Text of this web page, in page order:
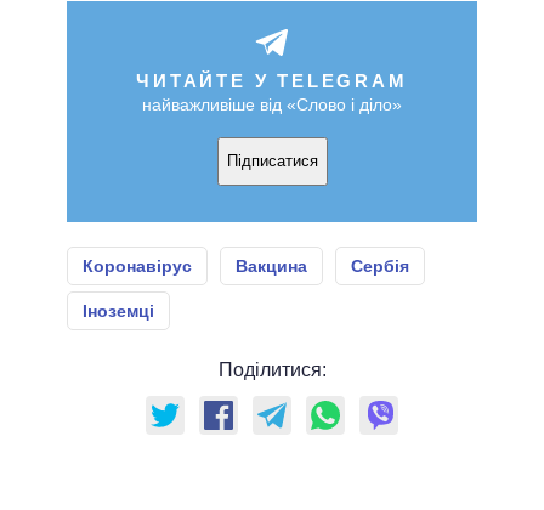
ЧИТАЙТЕ У TELEGRAM
найважливіше від «Слово і діло»
Підписатися
Коронавірус Вакцина Сербія
Іноземці
Поділитися: